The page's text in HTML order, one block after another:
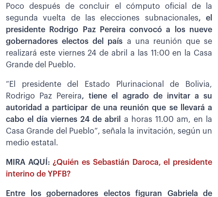
Poco después de concluir el cómputo oficial de la
segunda vuelta de las elecciones subnacionales, el
presidente Rodrigo Paz Pereira convocó a los nueve
gobernadores electos del país a una reunión que se
realizará este viernes 24 de abril a las 11:00 en la Casa
Grande del Pueblo.
“El presidente del Estado Plurinacional de Bolivia,
Rodrigo Paz Pereira, tiene el agrado de invitar a su
autoridad a participar de una reunión que se llevará a
cabo el día viernes 24 de abril
a horas 11.00 am, en la
Casa Grande del Pueblo”, señala la invitación, según un
medio estatal.
MIRA AQUÍ:¿Quién es Sebastián Daroca, el presidente
interino de YPFB?
Entre los gobernadores electos figuran Gabriela de